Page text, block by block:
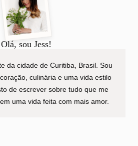
Olá, sou Jess!
da cidade de Curitiba, Brasil. Sou
culinária e uma vida estilo
de escrever sobre tudo que me
uma vida feita com mais amor.